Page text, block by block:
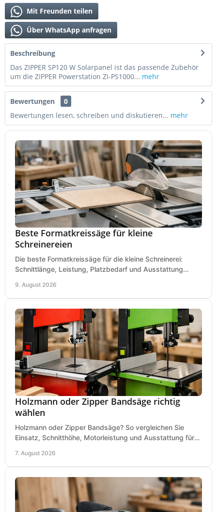
Mit Freunden teilen
Über WhatsApp anfragen
Beschreibung
Das ZIPPER SP120 W Solarpanel ist das passende Zubehör
um die ZIPPER Powerstation ZI-PS1000... mehr
Bewertungen
0
Bewertungen lesen, schreiben und diskutieren... mehr
Beste Formatkreissäge für kleine
Schreinereien
Die beste Formatkreissäge für die kleine Schreinerei:
Schnittlänge, Leistung, Platzbedarf und Ausstattung
9. August 2026
Holzmann oder Zipper Bandsäge richtig
wählen
Holzmann oder Zipper Bandsäge? So vergleichen Sie
Einsatz, Schnitthöhe, Motorleistung und Ausstattung für
7. August 2026